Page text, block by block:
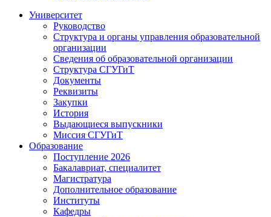
Университет
Руководство
Структура и органы управления образовательной
организации
Сведения об образовательной организации
Структура СГУГиТ
Документы
Реквизиты
Закупки
История
Выдающиеся выпускники
Миссия СГУГиТ
Образование
Поступление 2026
Бакалавриат, специалитет
Магистратура
Дополнительное образование
Институты
Кафедры